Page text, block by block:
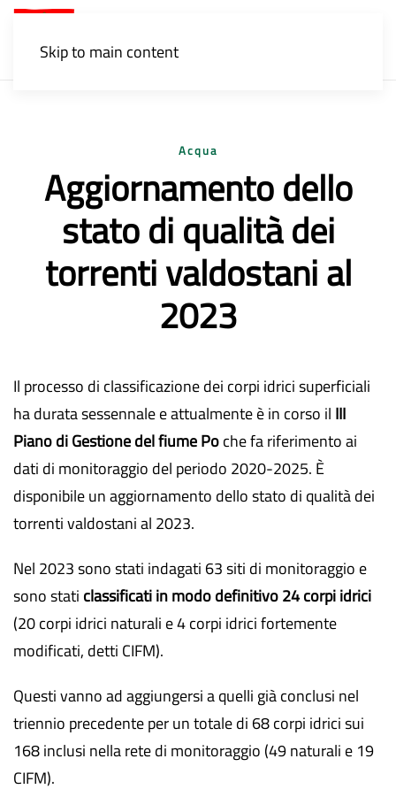
Skip to main content
Acqua
Aggiornamento dello
stato di qualità dei
torrenti valdostani al
2023
Il processo di classificazione dei corpi idrici superficiali
ha durata sessennale e attualmente è in corso il III
Piano di Gestione del fiume Poche fa riferimento ai
dati di monitoraggio del periodo 2020-2025. È
disponibile un aggiornamento dello stato di qualità dei
torrenti valdostani al 2023.
Nel 2023 sono stati indagati 63 siti di monitoraggio e
sono stati classificatiin modo definitivo 24 corpi idrici
(20 corpi idrici naturali e 4 corpi idrici fortemente
modificati, detti CIFM).
Questi vanno ad aggiungersi a quelli già conclusi nel
triennio precedente per un totale di 68 corpi idrici sui
168 inclusi nella rete di monitoraggio (49 naturali e 19
CIFM).